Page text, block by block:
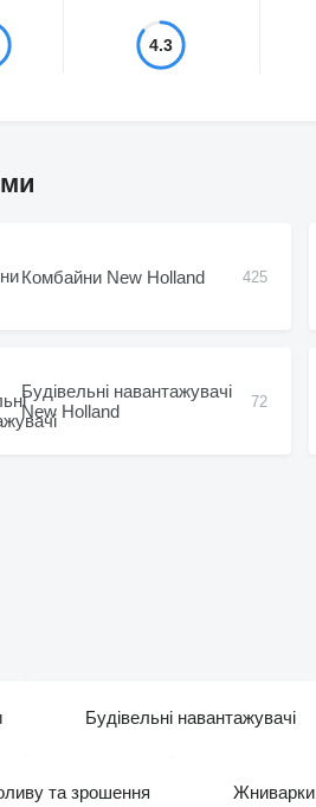
4.3
Комбайни New Holland 425
Будівельні навантажувачі
New Holland
72
Будівельні навантажувачі
та зрошення Жниварки